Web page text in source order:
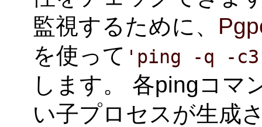
監視するために、
を使って 'ping -q -c3
します。 各pingコマ
い子プロセスが生成